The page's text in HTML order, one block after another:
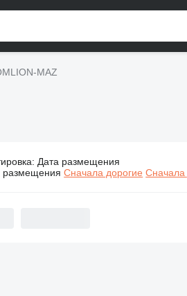
MAZ
Краны ZOOMLION-MAZ
: Дата размещения
размещения Сначала дорогие